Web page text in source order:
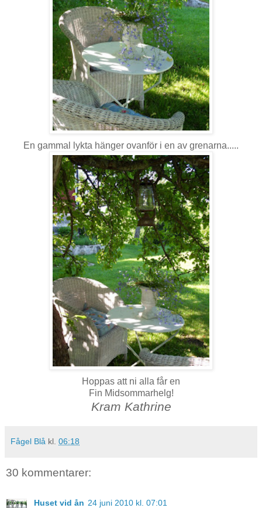
En gammal lykta hänger ovanför i en av grenarna.....
Hoppas att ni alla får en
Fin Midsommarhelg!
Kram Kathrine
Fågel Blå kl. 06:18
30 kommentarer:
Huset vid ån 24 juni 2010 kl. 07:01